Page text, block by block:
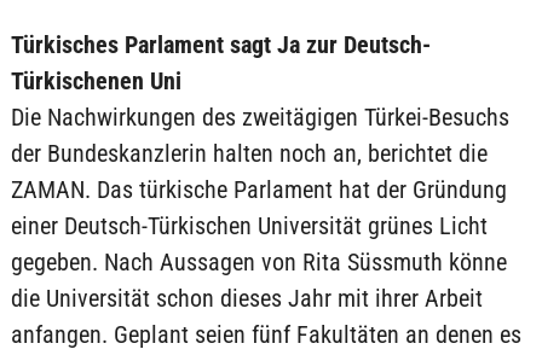
Türkisches Parlament sagt Ja zur Deutsch-
Türkischenen Uni
Die Nachwirkungen des zweitägigen Türkei-Besuchs
der Bundeskanzlerin halten noch an, berichtet die
ZAMAN. Das türkische Parlament hat der Gründung
einer Deutsch-Türkischen Universität grünes Licht
gegeben. Nach Aussagen von Rita Süssmuth könne
die Universität schon dieses Jahr mit ihrer Arbeit
anfangen. Geplant seien fünf Fakultäten an denen es